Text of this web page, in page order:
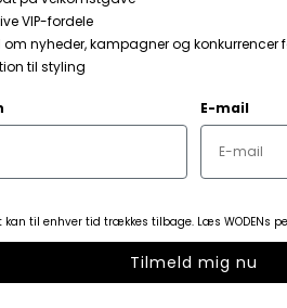
VIP-fordele
om nyheder, kampagner og konkurrencer
til styling
E-mail
kan til enhver tid trækkes tilbage. Læs WODENs
Tilmeld mig nu